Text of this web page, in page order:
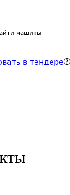
машины
в тендере